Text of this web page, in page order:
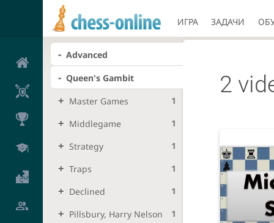
ИГРА ЗАДАЧИ
Advanced
Queen's Gambit
Master Games
1
Middlegame
1
Strategy
1
Traps
1
Declined
1
Pillsbury, Harry Nelson
1
2